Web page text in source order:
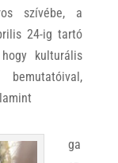
szívébe, a
24-ig tartó
kulturális
ga